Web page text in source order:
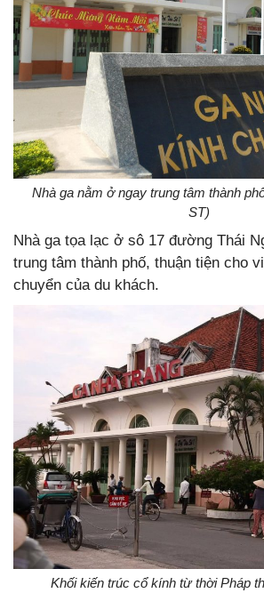
Nhà ga nằm ở ngay trung tâm thành
ST)
Nhà ga tọa lạc ở sô 17 đường Thái
trung tâm thành phố, thuận tiện cho
chuyển của du khách.
Khối kiến trúc cổ kính từ thời Pháp